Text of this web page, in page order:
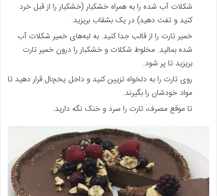
شکلات آب شده را به همراه خشکبار (خشکبار را از قبل خرد
کنید و تفت دهید) در یک بشقاب بریزید.
خمیر تارت را از قالب جدا کنید. به لبه‌های خمیر شکلات آب
شده بمالید. مخلوط شکلات و خشکبار را درون خمیر تارت
بریزید تا پر شود.
روی تارت را به دلخواه تزیین کنید و داخل یخچال قرار دهید تا
مواد خودشان را بگیرند.
تا موقع مصرف، تارت را سرد و خنک نگه دارید.